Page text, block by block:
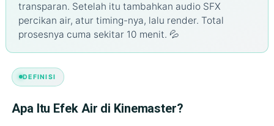
transparan. Setelah itu tambahkan audio SFX
percikan air, atur timing-nya, lalu render. Total
prosesnya cuma sekitar 10 menit. 💦
DEFINISI
Apa Itu Efek Air di Kinemaster?